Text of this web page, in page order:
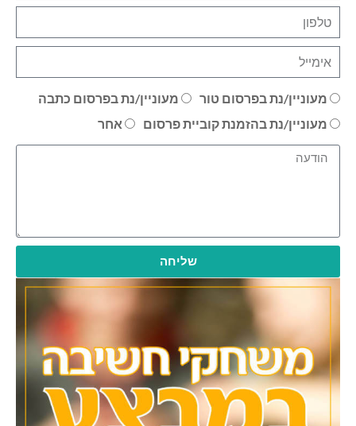
מעוניין/נת בפרסום טור
מעוניין/נת בפרסום כתבה
מעוניין/נת בהזמנת קוביית פרסום
אחר
שליחה